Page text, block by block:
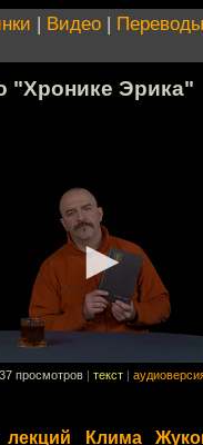
| Видео | Переводы
"Хронике Эрика"
просмотров текст
Клима